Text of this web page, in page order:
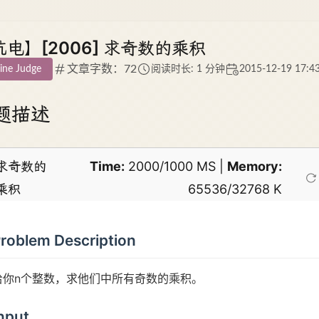
电】[2006] 求奇数的乘积
Judge 文章字数：72 阅读时长: 1 分钟 2015-12-19
描述
奇数的
积
Time: 2000/1000 MS | Memory:
65536/32768 K